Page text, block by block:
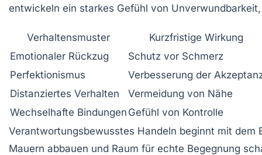
entwickeln ein starkes Gefühl von Unverwundbar
Verhaltensmuster
Kurzfristige Wirkung
Emotionaler Rückzug
Schutz vor Schmerz
Perfektionismus
Verbesserung der
Distanziertes Verhalten
Vermeidung von Nähe
Wechselhafte Bindungen Gefühl von Kontrolle
Verantwortungsbewusstes Handeln beginnt mit
Mauern abbauen und Raum für echte Begegnung